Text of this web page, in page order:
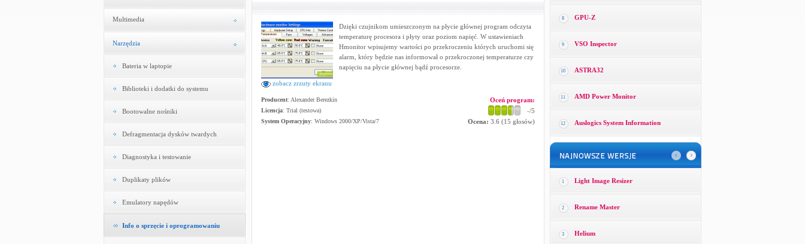
Multimedia
Narzędzia
Bateria w laptopie
Biblioteki i dodatki do systemu
Bootowalne nośniki
Defragmentacja dysków twardych
Diagnostyka i testowanie
Duplikaty plików
Emulatory napędów
Info o sprzęcie i oprogramowaniu
zobacz zrzuty ekranu
Dzięki czujnikom umieszczonym na płycie głównej program odczyta
temperaturę procesora i płyty oraz poziom napięć. W ustawieniach
Hmonitor wpisujemy wartości po przekroczeniu których uruchomi się
alarm, który będzie nas informował o przekroczonej temperaturze czy
napięciu na płycie głównej bądź procesorze.
Producent: Alexander Berezkin
Licencja: Trial (testowa)
System Operacyjny: Windows 2000/XP/Vista/7
Oceń program:
-/5
Ocena: 3.6 (15 głosów)
8 GPU-Z
9 VSO Inspector
10 ASTRA32
11 AMD Power Monitor
12 Auslogics System Information
1 Light Image Resizer
2 Rename Master
3 Helium